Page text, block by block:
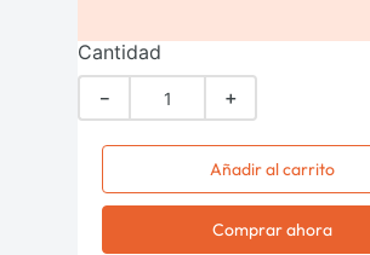
Cantidad
＋
－
Añadir al carrito
Comprar ahora